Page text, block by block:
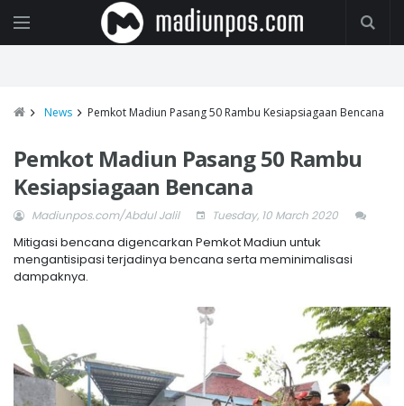
News Pemkot Madiun Pasang 50 Rambu Kesiapsiagaan Bencana
Pemkot Madiun Pasang 50 Rambu
Kesiapsiagaan Bencana
Madiunpos.com/Abdul Jalil Tuesday, 10 March 2020
Mitigasi bencana digencarkan Pemkot Madiun untuk
mengantisipasi terjadinya bencana serta meminimalisasi
dampaknya.